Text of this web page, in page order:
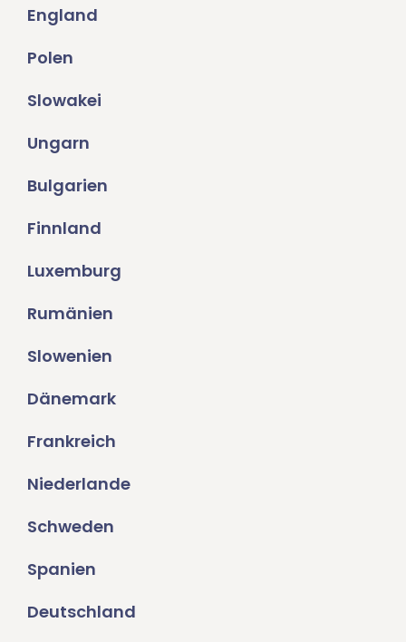
England
Polen
Slowakei
Ungarn
Bulgarien
Finnland
Luxemburg
Rumänien
Slowenien
Dänemark
Frankreich
Niederlande
Schweden
Spanien
Deutschland